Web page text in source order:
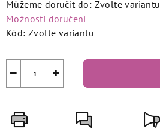
Můžeme doručit do: Zvolte variantu
Možnosti doručení
Kód: Zvolte variantu
+
−